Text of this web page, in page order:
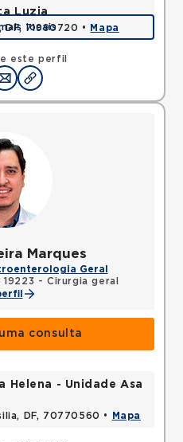
este perfil
Luzia
DF, 71990720 • Mapa
locais
Marques
Geral
19223 - Cirurgia geral
consulta
Helena - Unidade Asa
DF, 70770560 • Mapa